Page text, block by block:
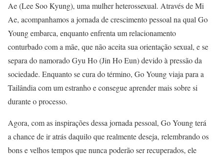
Ae (Lee Soo Kyung), uma mulher heterossexual. Através de Mi
Ae, acompanhamos a jornada de crescimento pessoal na qual Go
Young embarca, enquanto enfrenta um relacionamento
conturbado com a mãe, que não aceita sua orientação sexual, e se
separa do namorado Gyu Ho (Jin Ho Eun) devido à pressão da
sociedade. Enquanto se cura do término, Go Young viaja para a
Tailândia com um estranho e consegue aprender mais sobre si
durante o processo.
Agora, com as inspirações dessa jornada pessoal, Go Young terá
a chance de ir atrás daquilo que realmente deseja, relembrando os
bons e velhos tempos que nunca poderão ser recuperados, ele